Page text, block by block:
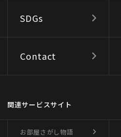
SDGs
Contact
関連サービスサイト
お部屋さがし物語